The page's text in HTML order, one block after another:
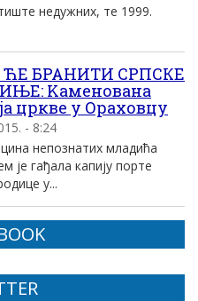
недужних, те 1999.
ЋЕ БРАНИТИ СРПСКЕ
Kаменована
цркве у Ораховцу
- 8:24
непознатих младића
је гађала капију порте
у...